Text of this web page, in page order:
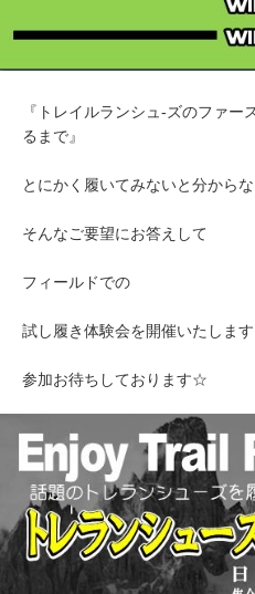
『トレイルランシュ-ズのファ
るまで』
とにかく履いてみないと分からな
そんなご要望にお答えして
フィールドでの
試し履き体験会を開催いたします
参加お待ちしております☆